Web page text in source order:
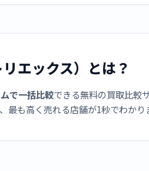
9000 音波水流式
リエックス）とは？
で一括比較できる無料の買取比較
も高く売れる店舗が1秒でわかり